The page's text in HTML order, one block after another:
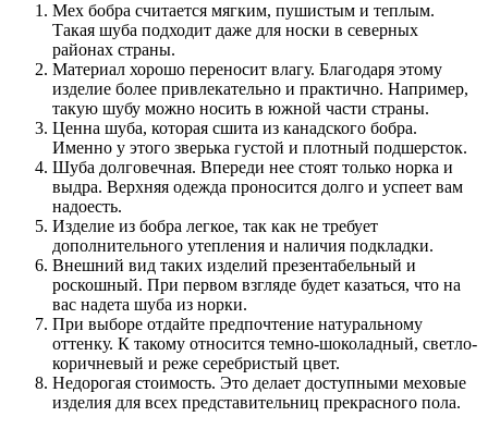
Мех бобра считается мягким, пушистым и теплым.
Такая шуба подходит даже для носки в северных
районах страны.
Материал хорошо переносит влагу. Благодаря этому
изделие более привлекательно и практично. Например,
такую шубу можно носить в южной части страны.
Ценна шуба, которая сшита из канадского бобра.
Именно у этого зверька густой и плотный подшерсток.
Шуба долговечная. Впереди нее стоят только норка и
выдра. Верхняя одежда проносится долго и успеет вам
надоесть.
Изделие из бобра легкое, так как не требует
дополнительного утепления и наличия подкладки.
Внешний вид таких изделий презентабельный и
роскошный. При первом взгляде будет казаться, что на
вас надета шуба из норки.
При выборе отдайте предпочтение натуральному
оттенку. К такому относится темно-шоколадный, светло-
коричневый и реже серебристый цвет.
Недорогая стоимость. Это делает доступными меховые
изделия для всех представительниц прекрасного пола.